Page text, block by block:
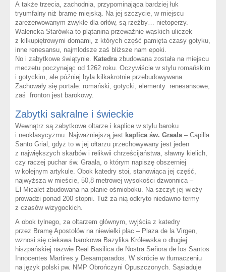
A także trzecia, zachodnia, przypominająca bardziej łuk
tryumfalny niż bramę miejską. Na jej szczycie, w miejscu
zarezerwowanym zwykle dla orłów, są rzeźby… nietoperzy.
Walencka Starówka to plątanina przeważnie wąskich uliczek
z kilkupiętrowymi domami, z których część pamięta czasy gotyku,
inne renesansu, najmłodsze zaś bliższe nam epoki.
No i zabytkowe świątynie. Katedrazbudowana została na miejscu
meczetu poczynając od 1262 roku. Oczywiście w stylu romańskim
i gotyckim, ale później była kilkakrotnie przebudowywana.
Zachowały się portale: romański, gotycki, elementy renesansowe,
zaś fronton jest barokowy.
Zabytki sakralne i świeckie
Wewnątrz są zabytkowe ołtarze i kaplice w stylu baroku
i neoklasycyzmu. Najważniejszą jest kaplica św. Graala– Capilla
Santo Grial, gdyż to w jej ołtarzu przechowywany jest jeden
z największych skarbów i relikwii chrześcijaństwa, sławny kielich,
czy raczej puchar św. Graala, o którym napiszę obszerniej
w kolejnym artykule. Obok katedry stoi, stanowiąca jej część,
najwyższa w mieście, 50,8 metrowej wysokości dzwonnica –
El Micalet zbudowana na planie ośmioboku. Na szczyt jej wieży
prowadzi ponad 200 stopni. Tuż za nią odkryto niedawno termy
z czasów wizygockich.
A obok tylnego, za ołtarzem głównym, wyjścia z katedry
przez Bramę Apostołów na niewielki plac – Plaza de la Virgen,
wznosi się ciekawa barokowa Bazylika Królewska o długiej
hiszpańskiej nazwie Real Basilica de Nostra Señora de los Santos
Innocentes Martires y Desamparados. W skrócie w tłumaczeniu
na język polski pw. NMP Obrończyni Opuszczonych. Sąsiaduje